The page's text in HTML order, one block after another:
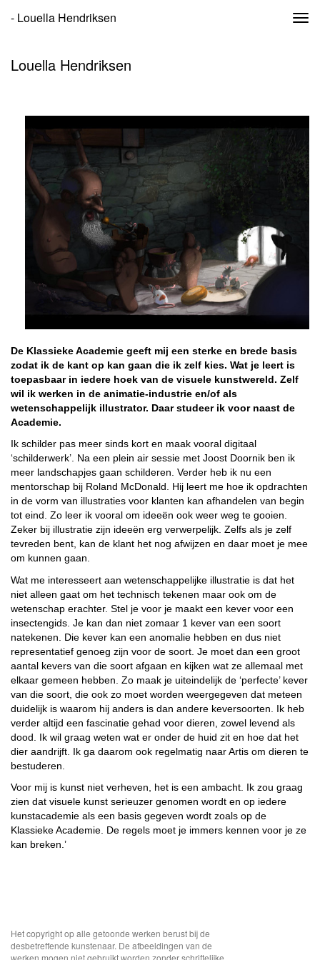
- Louella Hendriksen
Louella Hendriksen
De Klassieke Academie geeft mij een sterke en brede basis
zodat ik de kant op kan gaan die ik zelf kies. Wat je leert is
toepasbaar in iedere hoek van de visuele kunstwereld. Zelf
wil ik werken in de animatie-industrie en/of als
wetenschappelijk illustrator. Daar studeer ik voor naast de
Academie.
Ik schilder pas meer sinds kort en maak vooral digitaal
‘schilderwerk’. Na een plein air sessie met Joost Doornik ben ik
meer landschapjes gaan schilderen. Verder heb ik nu een
mentorschap bij Roland McDonald. Hij leert me hoe ik opdrachten
in de vorm van illustraties voor klanten kan afhandelen van begin
tot eind. Zo leer ik vooral om ideeën ook weer weg te gooien.
Zeker bij illustratie zijn ideeën erg verwerpelijk. Zelfs als je zelf
tevreden bent, kan de klant het nog afwijzen en daar moet je mee
om kunnen gaan.
Wat me interesseert aan wetenschappelijke illustratie is dat het
niet alleen gaat om het technisch tekenen maar ook om de
wetenschap erachter. Stel je voor je maakt een kever voor een
insectengids. Je kan dan niet zomaar 1 kever van een soort
natekenen. Die kever kan een anomalie hebben en dus niet
representatief genoeg zijn voor de soort. Je moet dan een groot
aantal kevers van die soort afgaan en kijken wat ze allemaal met
elkaar gemeen hebben. Zo maak je uiteindelijk de ‘perfecte’ kever
van die soort, die ook zo moet worden weergegeven dat meteen
duidelijk is waarom hij anders is dan andere keversoorten. Ik heb
verder altijd een fascinatie gehad voor dieren, zowel levend als
dood. Ik wil graag weten wat er onder de huid zit en hoe dat het
dier aandrijft. Ik ga daarom ook regelmatig naar Artis om dieren te
bestuderen.
Voor mij is kunst niet verheven, het is een ambacht. Ik zou graag
zien dat visuele kunst serieuzer genomen wordt en op iedere
kunstacademie als een basis gegeven wordt zoals op de
Klassieke Academie. De regels moet je immers kennen voor je ze
kan breken.’
Het copyright op alle getoonde werken berust bij de
desbetreffende kunstenaar. De afbeeldingen van de